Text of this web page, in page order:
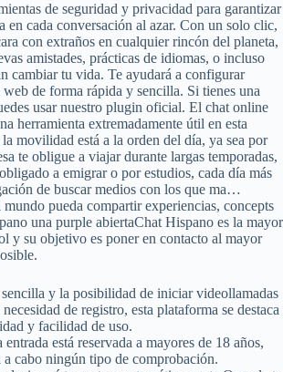
de seguridad y privacidad para garantizar
en cada conversación al azar. Con un solo clic,
con extraños en cualquier rincón del planeta,
amistades, prácticas de idiomas, o incluso
cambiar tu vida. Te ayudará a configurar
de forma rápida y sencilla. Si tienes una
usar nuestro plugin oficial. El chat online
herramienta extremadamente útil en esta
movilidad está a la orden del día, ya sea por
te obligue a viajar durante largas temporadas,
a emigrar o por estudios, cada día más
de buscar medios con los que ma…
pueda compartir experiencias, concepts
una purple abiertaChat Hispano es la mayor
y su objetivo es poner en contacto al mayor
y la posibilidad de iniciar videollamadas
de registro, esta plataforma se destaca
y facilidad de uso.
está reservada a mayores de 18 años,
a cabo ningún tipo de comprobación.